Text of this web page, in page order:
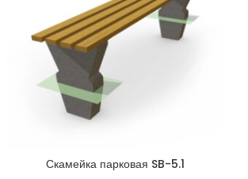
Скамейка парковая SB-5.1